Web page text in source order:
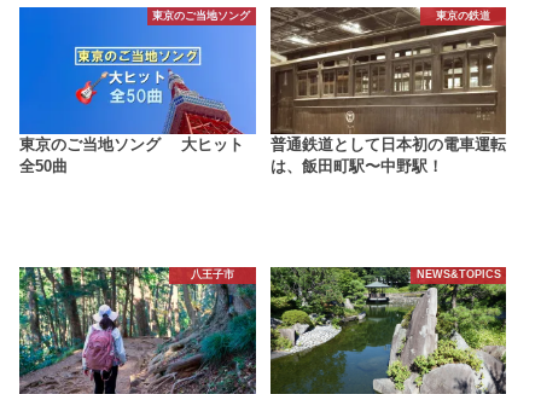
東京のご当地ソング
東京のご当地ソング 大ヒット
全50曲
東京の鉄道
普通鉄道として日本初の電車運転
は、飯田町駅〜中野駅！
八王子市 NEWS&TOPICS